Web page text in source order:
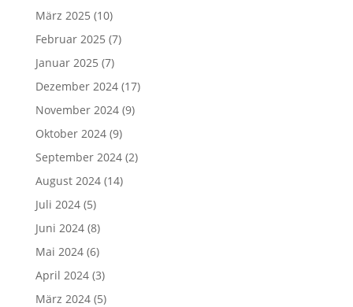
März 2025 (10)
Februar 2025 (7)
Januar 2025 (7)
Dezember 2024(17)
November 2024(9)
Oktober 2024(9)
September 2024(2)
August 2024(14)
Juli 2024(5)
Juni 2024(8)
Mai 2024(6)
April 2024(3)
März 2024(5)